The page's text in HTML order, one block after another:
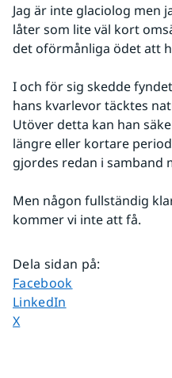
Jag är inte glaciolog men
låter som lite väl kort
det oförmånliga ödet att
I och för sig skedde
hans kvarlevor täcktes
Utöver detta kan han
längre eller kortare
gjordes redan i samband
Men någon fullständig
kommer vi inte att få.
Dela sidan på:
Dela sidan på
Facebook
Dela sidan på
LinkedIn
Dela sidan på
X